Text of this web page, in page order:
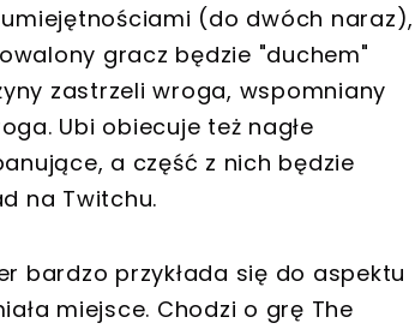
(do dwóch naraz),
gracz będzie "duchem"
zastrzeli wroga, wspomniany
Ubi obiecuje też nagłe
a część z nich będzie
na Twitchu.
bardzo przykłada się do aspektu
miejsce. Chodzi o grę The